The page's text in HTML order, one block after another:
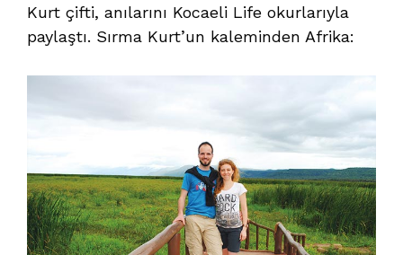
Kurt çifti, anılarını Kocaeli Life okurlarıyla
paylaştı. Sırma Kurt’un kaleminden Afrika: